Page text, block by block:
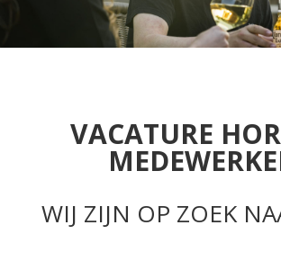
VACATURE
WIJ ZIJN OP ZOEK